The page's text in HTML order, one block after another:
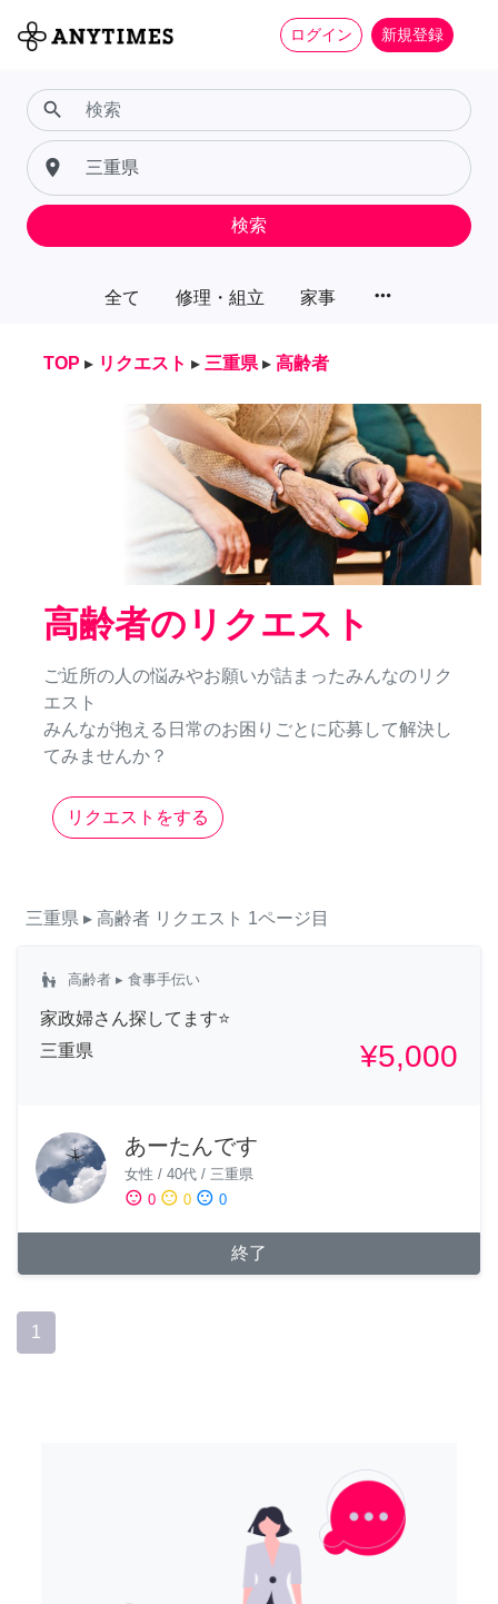
ログイン 新規登録
全て 修理・組立 家事 more_horiz
search
place
検索
TOP ▸ リクエスト ▸ 三重県 ▸ 高齢者
高齢者のリクエスト
ご近所の人の悩みやお願いが詰まったみんなのリク
エスト
みんなが抱える日常のお困りごとに応募して解決し
てみませんか？
リクエストをする
三重県 ▸ 高齢者 リクエスト 1ページ目
escalator_warning 高齢者 ▸ 食事手伝い
家政婦さん探してます⭐️
三重県
¥5,000
あーたんです
女性 / 40代 / 三重県
sentiment_satisfied 0 sentiment_neutral 0 sentiment_dissatisfied 0
終了
1